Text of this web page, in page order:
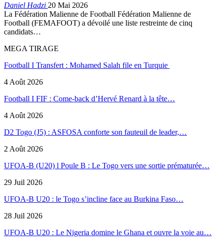
Daniel Hadzi 20 Mai 2026
La Fédération Malienne de Football Fédération Malienne de
Football (FEMAFOOT) a dévoilé une liste restreinte de cinq
candidats…
MEGA TIRAGE
Football I Transfert : Mohamed Salah file en Turquie
4 Août 2026
Football I FIF : Come-back d’Hervé Renard à la tête…
4 Août 2026
D2 Togo (J5) : ASFOSA conforte son fauteuil de leader,…
2 Août 2026
UFOA-B (U20) l Poule B : Le Togo vers une sortie prématurée…
29 Juil 2026
UFOA-B U20 : le Togo s’incline face au Burkina Faso…
28 Juil 2026
UFOA-B U20 : Le Nigeria domine le Ghana et ouvre la voie au…